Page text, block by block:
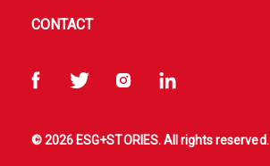
CONTACT
© 2026 ESG+STORIES. All rights reserved.